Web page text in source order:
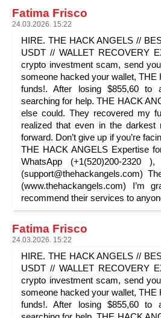
Fatima Frisco
24.03.2026. 15:22
HIRE. THE HACK ANGELS //
USDT // WALLET RECOVERY
crypto investment scam, send
someone hacked your wallet,
funds!. After losing $855,60
searching for help. THE HACK
else could. They recovered my
realized that even in the darkest
forward. Don’t give up if you’re
THE HACK ANGELS Expertise
WhatsApp (+1(520)200-
(support@thehackangels.com)
(www.thehackangels.com) I’m
recommend their services to
Fatima Frisco
24.03.2026. 15:22
HIRE. THE HACK ANGELS //
USDT // WALLET RECOVERY
crypto investment scam, send
someone hacked your wallet,
funds!. After losing $855,60